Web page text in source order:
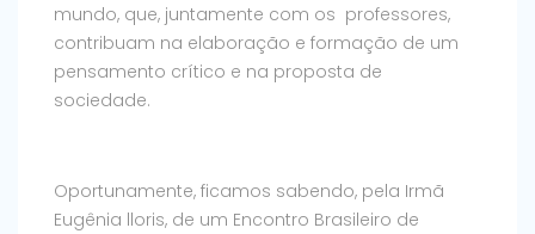
mundo, que, juntamente com os professores,
contribuam na elaboração e formação de um
pensamento crítico e na proposta de
sociedade.
Oportunamente, ficamos sabendo, pela Irmã
Eugênia lloris, de um Encontro Brasileiro de